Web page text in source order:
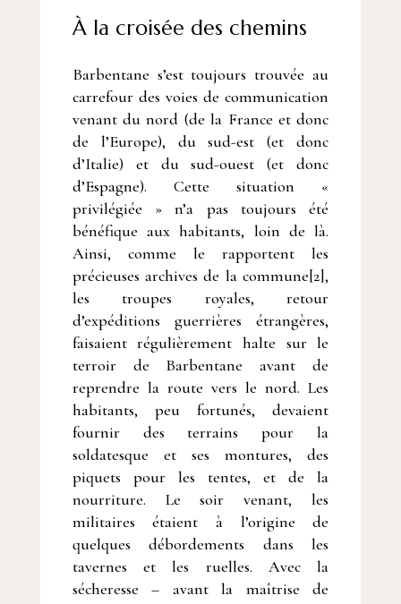
À la croisée des chemins
Barbentane s’est toujours trouvée au
carrefour des voies de communication
venant du nord (de la France et donc
de l’Europe), du sud-est (et donc
d’Italie) et du sud-ouest (et donc
d’Espagne). Cette situation «
privilégiée » n’a pas toujours été
bénéfique aux habitants, loin de là.
Ainsi, comme le rapportent les
précieuses archives de la commune[2],
les troupes royales, retour
d’expéditions guerrières étrangères,
faisaient régulièrement halte sur le
terroir de Barbentane avant de
reprendre la route vers le nord. Les
habitants, peu fortunés, devaient
fournir des terrains pour la
soldatesque et ses montures, des
piquets pour les tentes, et de la
nourriture. Le soir venant, les
militaires étaient à l’origine de
quelques débordements dans les
tavernes et les ruelles. Avec la
sécheresse – avant la maîtrise de